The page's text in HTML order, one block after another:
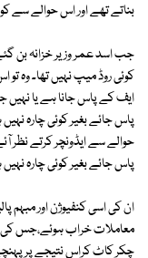
بناتے تھے اور اس حوالے سے
جب اسد عمر وزیر خزانہ بن
کوئی روڈ میپ نہیں تھا۔ وہ
ایف کے پاس جانا ہے یا نہیں
پاس جائے بغیر کوئی چارہ
حوالے سے ایڈونچر کرتے نظر
پاس جائے بغیر کوئی چارہ
ان کی اسی کنفیوژن اور مبہم
معاملات خراب ہوئے،جس کی
چکر کاٹ کراس نتیجے پر